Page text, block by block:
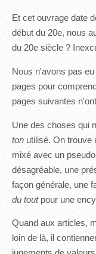
Et cet ouvrage date
début du 20e, nous
du 20e siècle ?
Nous n'avons pas
pages pour
pages suivantes
Une des choses qui
ton utilisé. On trouve
mixé avec un
désagréable, une
façon générale, une
du toutpour une
Quand aux articles,
loin de là, il